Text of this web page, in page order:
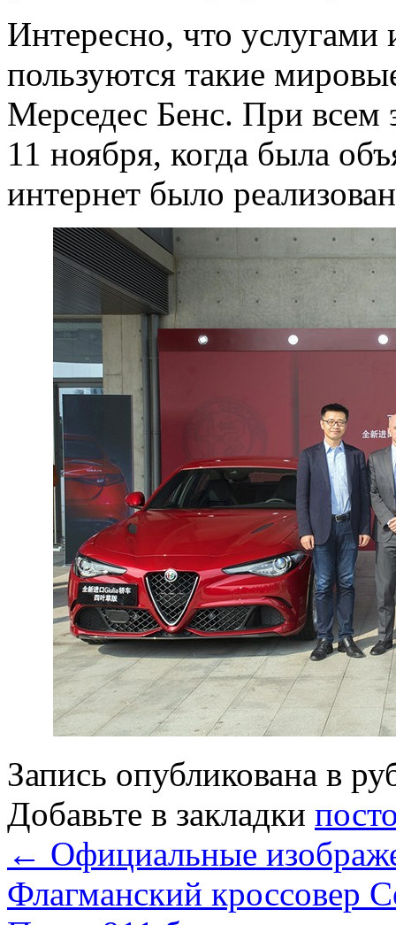
Интересно, что услугами
пользуются такие
Мерседес Бенс. При всем
11 ноября, когда была
интернет было
Запись опубликована в
Добавьте в закладки
← Официальные
Флагманский кроссовер